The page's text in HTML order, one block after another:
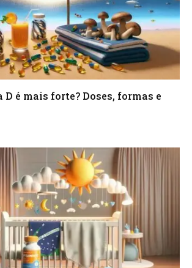
é mais forte? Doses, formas e